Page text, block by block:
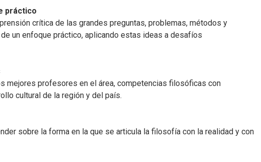
práctico
crítica de las grandes preguntas, problemas, métodos y
un enfoque práctico, aplicando estas ideas a desafíos
mejores profesores en el área, competencias filosóficas con
cultural de la región y del país.
sobre la forma en la que se articula la filosofía con la realidad y con